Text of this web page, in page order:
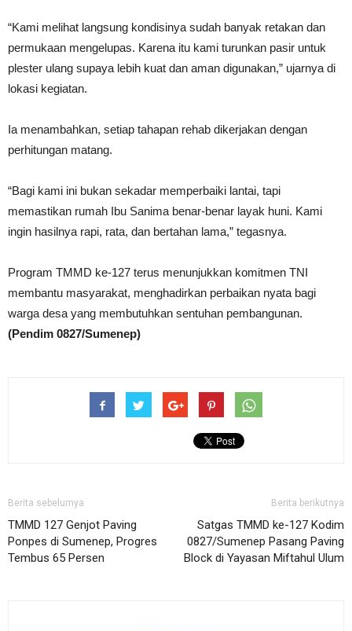
“Kami melihat langsung kondisinya sudah banyak retakan dan
permukaan mengelupas. Karena itu kami turunkan pasir untuk
plester ulang supaya lebih kuat dan aman digunakan,” ujarnya di
lokasi kegiatan.
Ia menambahkan, setiap tahapan rehab dikerjakan dengan
perhitungan matang.
“Bagi kami ini bukan sekadar memperbaiki lantai, tapi
memastikan rumah Ibu Sanima benar-benar layak huni. Kami
ingin hasilnya rapi, rata, dan bertahan lama,” tegasnya.
Program TMMD ke-127 terus menunjukkan komitmen TNI
membantu masyarakat, menghadirkan perbaikan nyata bagi
warga desa yang membutuhkan sentuhan pembangunan.
(Pendim 0827/Sumenep)
Berita sebelumya
TMMD 127 Genjot Paving
Ponpes di Sumenep, Progres
Tembus 65 Persen
Berita berikutnya
Satgas TMMD ke-127 Kodim
0827/Sumenep Pasang Paving
Block di Yayasan Miftahul Ulum